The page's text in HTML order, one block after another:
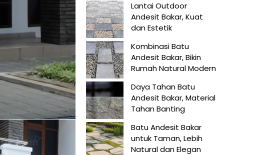
Lantai Outdoor
Andesit Bakar, Kuat
dan Estetik
Kombinasi Batu
Andesit Bakar, Bikin
Rumah Natural Modern
Daya Tahan Batu
Andesit Bakar, Material
Tahan Banting
Batu Andesit Bakar
untuk Taman, Lebih
Natural dan Elegan